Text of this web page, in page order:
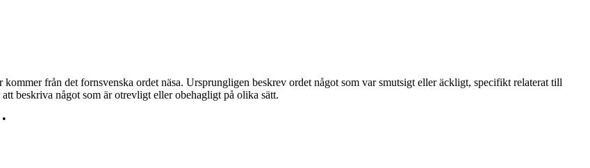
från det fornsvenska ordet näsa. Ursprungligen beskrev ordet något som var smutsigt eller äckligt, specifikt relaterat till
beskriva något som är otrevligt eller obehagligt på olika sätt.
•